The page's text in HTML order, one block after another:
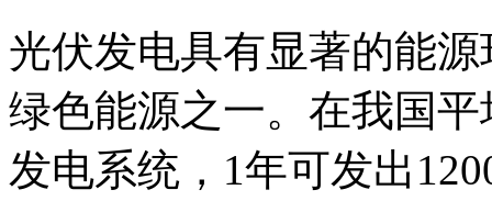
光伏发电具有显著的能
绿色能源之一。在我国
发电系统，1年可发出